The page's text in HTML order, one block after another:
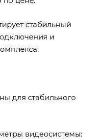
стабильный
и
для стабильного
видеосистемы: